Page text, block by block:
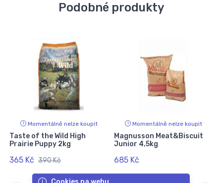
Podobné produkty
Momentálně nelze koupit
Taste of the Wild High
Prairie Puppy 2kg
365 Kč 390 Kč
Momentálně nelze koupit
Magnusson Meat&Biscuit
Junior 4,5kg
685 Kč